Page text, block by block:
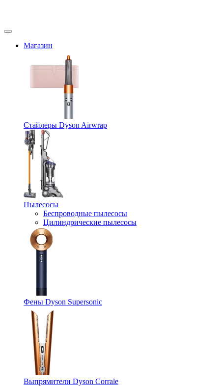
Магазин
Стайлеры Dyson Airwrap
Пылесосы
Беспроводные пылесосы
Цилиндрические пылесосы
Фены Dyson Supersonic
Выпрямители Dyson Corrale